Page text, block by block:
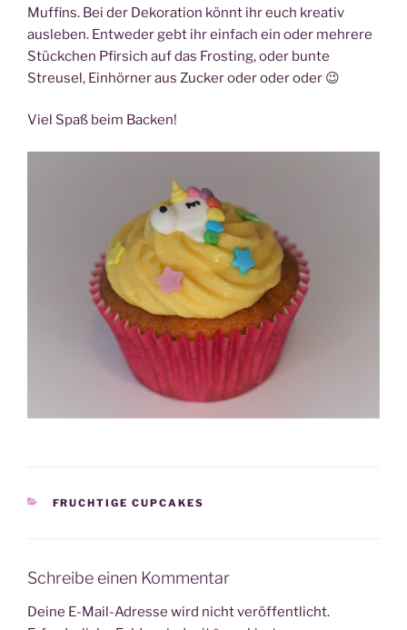
Muffins. Bei der Dekoration könnt ihr euch kreativ
ausleben. Entweder gebt ihr einfach ein oder mehrere
Stückchen Pfirsich auf das Frosting, oder bunte
Streusel, Einhörner aus Zucker oder oder oder 😉
Viel Spaß beim Backen!
KATEGORIEN
FRUCHTIGE CUPCAKES
Schreibe einen Kommentar
Deine E-Mail-Adresse wird nicht veröffentlicht.